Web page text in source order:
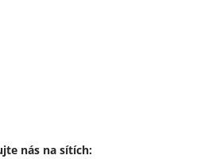
nás na sítích: